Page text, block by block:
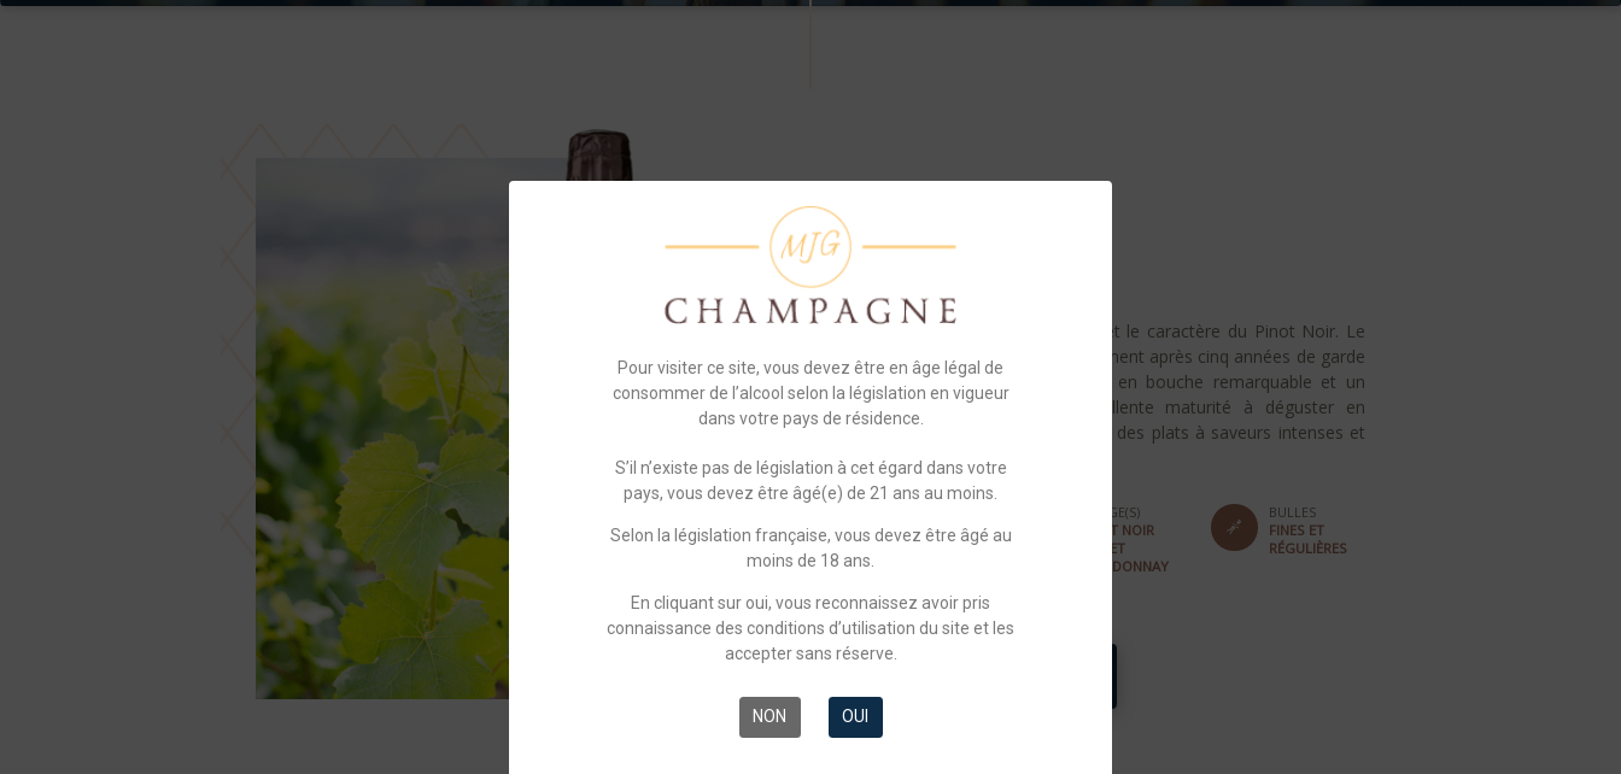
Pour visiter ce site, vous devez être en âge légal de
consommer de l’alcool selon la législation en vigueur
dans votre pays de résidence.
S’il n’existe pas de législation à cet égard dans votre
pays, vous devez être âgé(e) de 21 ans au moins.
Selon la législation française, vous devez être âgé au
moins de 18 ans.
En cliquant sur oui, vous reconnaissez avoir pris
connaissance des conditions d’utilisation du site et les
accepter sans réserve.
NON OUI
Tradition
BRUT
Cette cuvée exprime la puissance et le caractère du Pinot Noir. Le
Chardonnay se marie harmonieusement après cinq années de garde
sur lie, pour donner une longueur en bouche remarquable et un
bouquet d’arômes multiples. Excellente maturité à déguster en
apéritif et au cours d’un repas avec des plats à saveurs intenses et
variées.
OR SOUTENU
CÉPAGE(S)
PINOT NOIR
80% ET
CHARDONNAY
BULLES
FINES ET
RÉGULIÈRES